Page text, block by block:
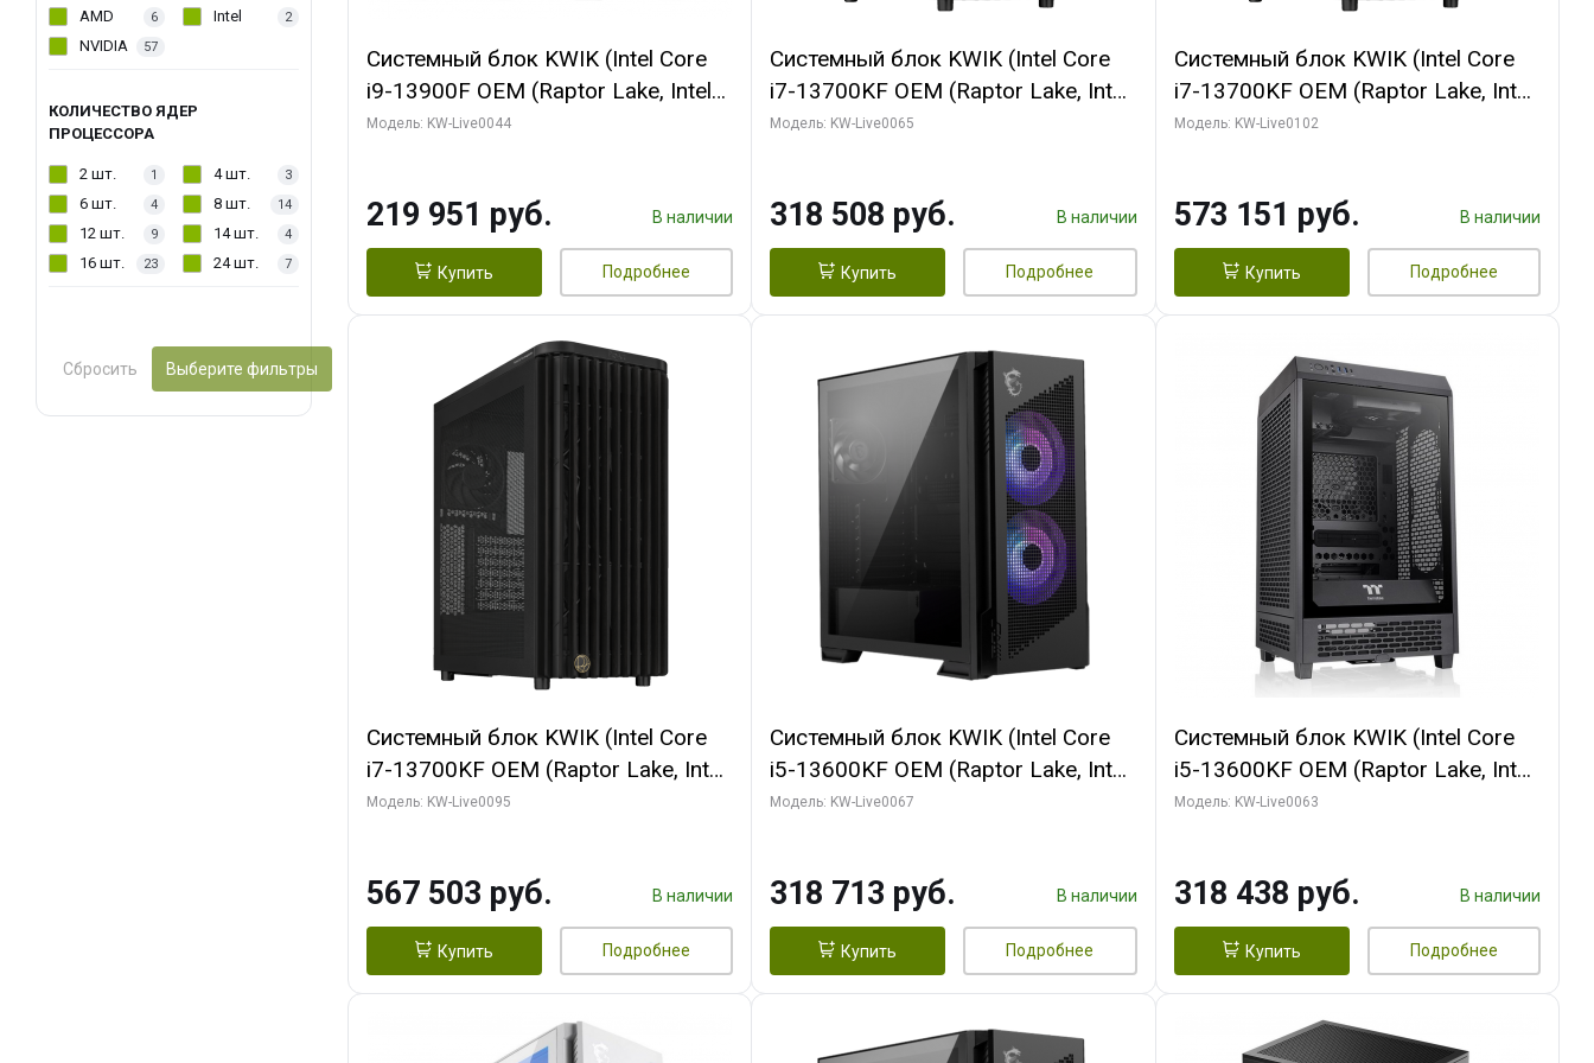
AMD 6 Intel 2
NVIDIA 57
КОЛИЧЕСТВО ЯДЕР
ПРОЦЕССОРА
2 шт. 1 4 шт. 3
6 шт. 4 8 шт. 14
12 шт. 9 14 шт. 4
16 шт. 23 24 шт. 7
Сбросить Выберите фильтры
Системный блок KWIK (Intel Core
i9-13900F OEM (Raptor Lake, Intel
7, Efficient-co/ 32 ГБ ОЗУ (2
HD/ 512 ГБ SSD)
Модель: KW-Live0044
219 951 руб. В наличии
Купить Подробнее
Системный блок KWIK (Intel Core
i7-13700KF OEM (Raptor Lake, Intel
7, C16 8EC/8PC/ 64 ГБ ОЗУ (2
2/ 1 ТБ SSD)
Модель: KW-Live0065
318 508 руб. В наличии
Купить Подробнее
Системный блок KWIK (Intel Core
i7-13700KF OEM (Raptor Lake, Intel
7, C16 8EC/8PC/ 32 ГБ ОЗУ (2
Turbo/ 960 ГБ SSD)
Модель: KW-Live0102
573 151 руб. В наличии
Купить Подробнее
Системный блок KWIK (Intel Core
i7-13700KF OEM (Raptor Lake, Intel
7, C16 8EC/8PC/ 32 ГБ ОЗУ (2
Turbo/ 512 ГБ SSD)
Модель: KW-Live0095
567 503 руб. В наличии
Купить Подробнее
Системный блок KWIK (Intel Core
i5-13600KF OEM (Raptor Lake, Intel
7, C14 8EC/6PC/ 64 ГБ ОЗУ/ Palit
SSD)
Модель: KW-Live0067
318 713 руб. В наличии
Купить Подробнее
Системный блок KWIK (Intel Core
i5-13600KF OEM (Raptor Lake, Intel
7, C14 8EC/6PC/ 64 ГБ ОЗУ/ MSI
SSD)
Модель: KW-Live0063
318 438 руб. В наличии
Купить Подробнее